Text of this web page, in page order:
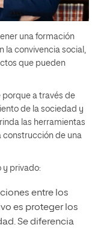
una formación
convivencia social,
que pueden
porque a través de
de la sociedad y
las herramientas
construcción de una
y privado:
entre los
es proteger los
Se diferencia